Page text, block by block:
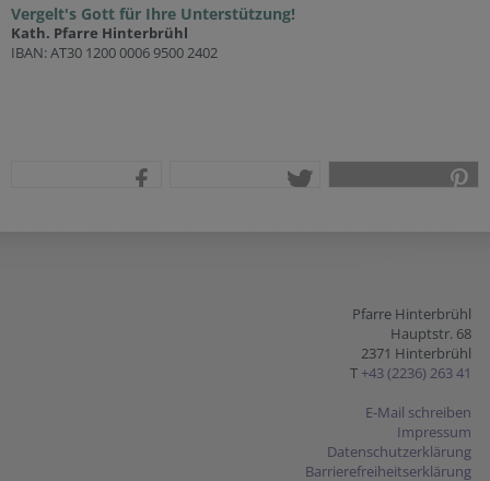
Vergelt's Gott für Ihre Unterstützung!
Kath. Pfarre Hinterbrühl
IBAN: AT30 1200 0006 9500 2402
Pfarre Hinterbrühl
Hauptstr. 68
2371 Hinterbrühl
T +43 (2236) 263 41
E-Mail schreiben
Impressum
Datenschutzerklärung
Barrierefreiheitserklärung